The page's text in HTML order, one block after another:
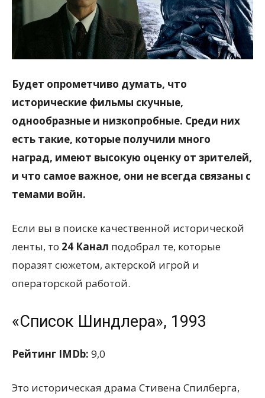
Будет опрометчиво думать, что
исторические фильмы скучные,
однообразные и низкопробные. Среди них
есть такие, которые получили много
наград, имеют высокую оценку от зрителей,
и что самое важное, они не всегда связаны с
темами войн.
Если вы в поиске качественной исторической
ленты, то 24 Канал подобрал те, которые
поразят сюжетом, актерской игрой и
операторской работой.
«Список Шиндлера», 1993
Рейтинг IMDb: 9,0
Это историческая драма Стивена Спилберга,